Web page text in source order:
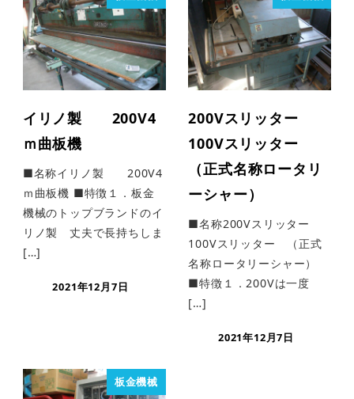
イリノ製 200V4
ｍ曲板機
■名称イリノ製 200V4
ｍ曲板機 ■特徴１．板金
機械のトップブランドのイ
リノ製 丈夫で長持ちしま
[…]
2021年12月7日
200Vスリッター
100Vスリッター
（正式名称ロータリ
ーシャー）
■名称200Vスリッター
100Vスリッター （正式
名称ロータリーシャー）
■特徴１．200Vは一度
[…]
2021年12月7日
板金機械